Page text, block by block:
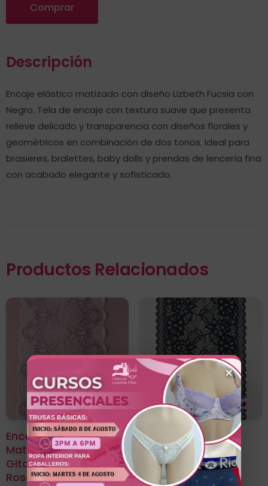
Comprar
Descripción
Encaje elástico matizado con diseño Lizbeth Fucsia con
Negro. Tela de encaje con textura suave que presenta
relieve delicado y transparencia con diseños florales y
geométricos en combinación de dos tonos. Ideal para
brasieres, bralettes, baby dolls y prendas de lencería fina
con acabado elegante y sofisticado.
Productos Relacionados
Encaje Elástico
Matizado Diseño
Gitana Blanco Con
Rosado
Encaje Elástico
Matizado Diseño
Naomi Negro Con
Plateado
×